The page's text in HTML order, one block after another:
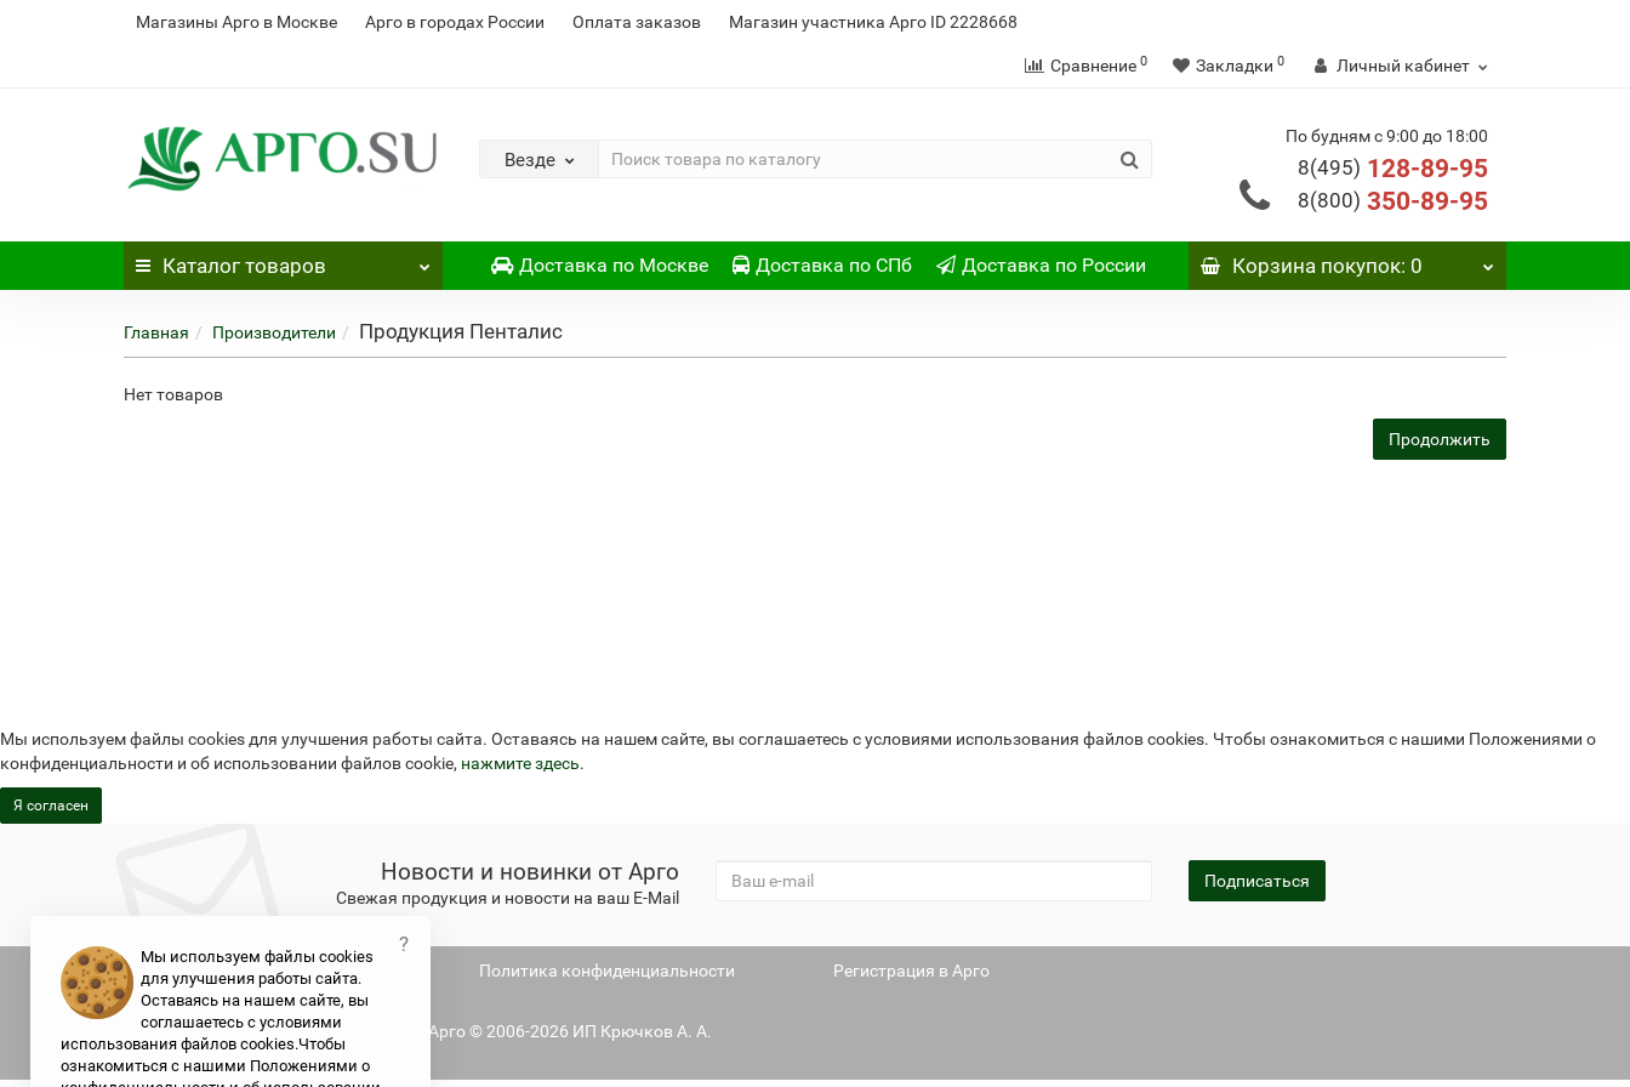
Магазины Арго в Москве Арго в городах России Оплата заказов Магазин участника Арго ID 2228668
Сравнение 0 Закладки 0 Личный кабинет
Везде
По будням с 9:00 до 18:00
8(495) 128-89-95
8(800) 350-89-95
Каталог товаров Доставка по Москве Доставка по СПб Доставка по России Корзинапокупок: 0
Главная Производители Продукция Пенталис
Нет товаров
Продолжить
Мы используем файлы cookies для улучшения работы сайта. Оставаясь на нашем сайте, вы соглашаетесь с условиями использования файлов cookies. Чтобы ознакомиться с нашими Положениями о
конфиденциальности и об использовании файлов cookie, нажмите здесь.
Я согласен
Новости и новинки от Арго
Свежая продукция и новости на ваш E-Mail
Подписаться
Не является публичной офертой Политика конфиденциальности Регистрация в Арго
Argo.su - интернет-магазин отделения Арго © 2006-2026 ИП Крючков А. А.
Мы используем файлы cookies
для улучшения работы сайта.
Оставаясь на нашем сайте, вы
соглашаетесь с условиями
использования файлов cookies.Чтобы
ознакомиться с нашими Положениями о
?